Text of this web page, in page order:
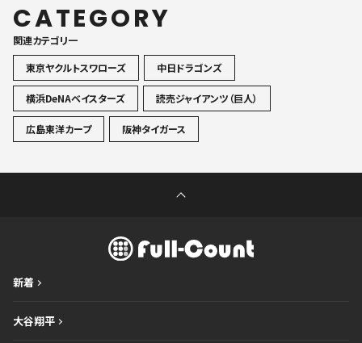
CATEGORY
関連カテゴリ一
東京ヤクルトスワローズ
中日ドラゴンズ
横浜DeNAベイスターズ 読売ジャイアンツ（巨人）
広島東洋カープ 阪神タイガース
新着
大谷翔平